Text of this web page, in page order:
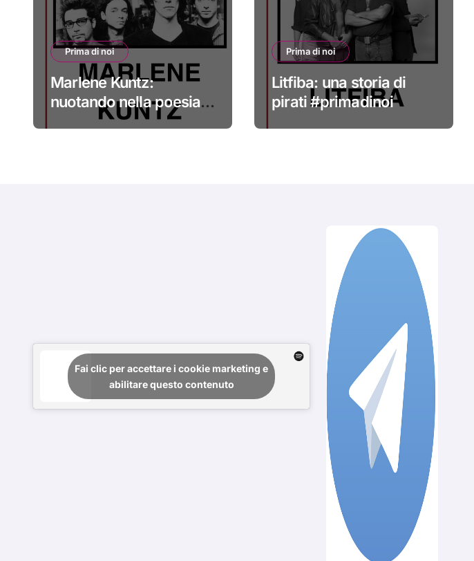
Prima di noi
Marlene Kuntz:
nuotando nella poesia
#primadinoi
Prima di noi
Litfiba: una storia di
pirati #primadinoi
Fai clic per accettare i cookie marketing e
abilitare questo contenuto